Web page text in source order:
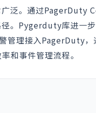
泛。通过PagerDuty
。Pygerduty库进一
管理接入PagerDuty
和事件管理流程。